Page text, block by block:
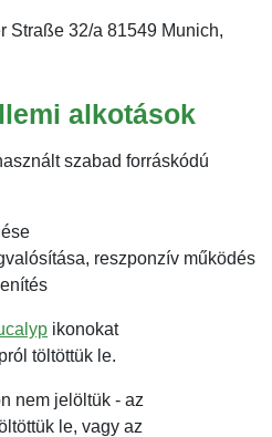
Straße 32/a 81549 Munich,
alkotások
szabad forráskódú
reszponzív működés
ikonokat
töltöttük le.
nem jelöltük - az
le, vagy az